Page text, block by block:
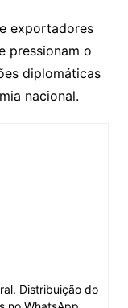
exportadores
pressionam o
diplomáticas
nacional.
Distribuição do